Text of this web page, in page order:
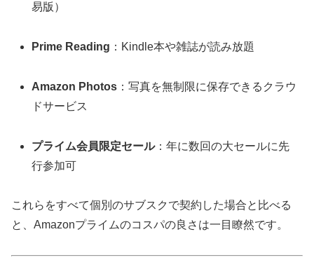
易版）
Prime Reading ：Kindle本や雑誌が読み放題
Amazon Photos ：写真を無制限に保存できるクラウ
ドサービス
プライム会員限定セール：年に数回の大セールに先
行参加可
これらをすべて個別のサブスクで契約した場合と比べる
と、Amazonプライムのコスパの良さは一目瞭然です。